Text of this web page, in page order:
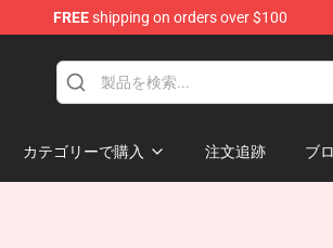
FREEshipping on orders over $100
カテゴリーで購入 注文追跡 ブ